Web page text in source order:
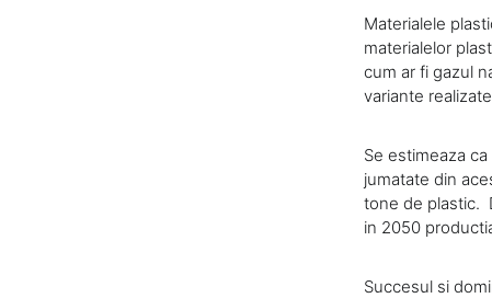
Materialele
materialelor
cum ar fi gazul
variante
Se estimeaza
jumatate din
tone de plastic.
in 2050
Succesul si